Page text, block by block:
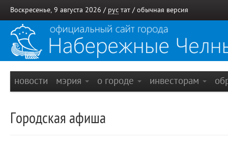
Воскресенье, 9 августа 2026 / рус тат / обычная версия
новости мэрия о городе инвесторам
Городская афиша